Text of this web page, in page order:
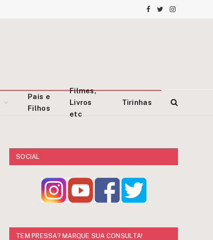
Facebook
TwitterInstagram
Pais e
Filhos
Filmes,
Livros
etc
Tirinhas
SOCIAL
TEM PRESSA? MARQUE SUA CONSULTA!